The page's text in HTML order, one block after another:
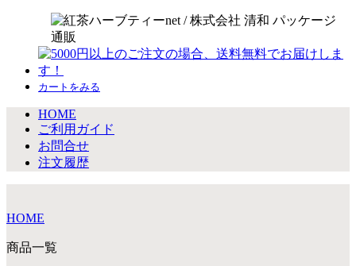
カートをみる
HOME
ご利用ガイド
お問合せ
注文履歴
HOME
商品一覧